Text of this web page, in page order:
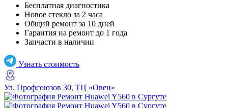
Бесплатная диагностика
Новое стекло за 2 часа
Общий ремонт за 10 дней
Гарантия на ремонт до 1 года
Запчасти в наличии
Узнать стоимость
Ул. Профсоюзов 30, ТЦ «Овен»